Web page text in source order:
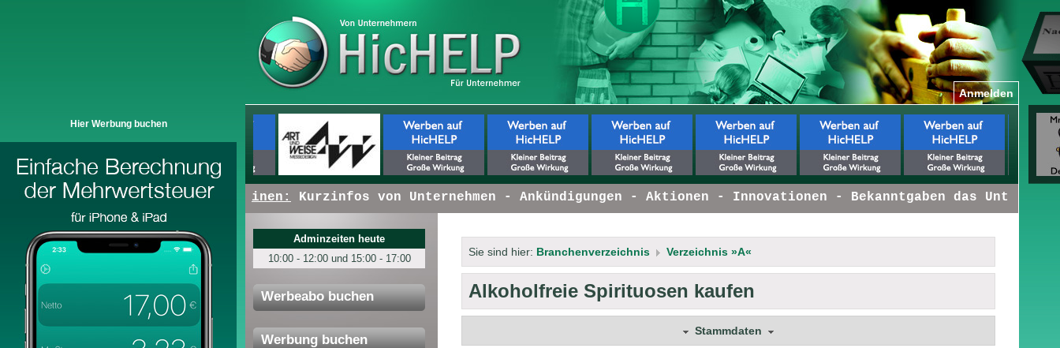
Hier Werbung buchen
Anmelden
+ + +Hier erscheinen:Kurzinfos von Unternehmen - Ankündigungen - Aktionen - Innovationen - Bekanntgaben das
Adminzeiten heute
10:00 - 12:00 und 15:00 - 17:00
Werbeabo buchen
Werbung buchen
Sie sind hier: Branchenverzeichnis Verzeichnis »A«
Alkoholfreie Spirituosen kaufen
Stammdaten